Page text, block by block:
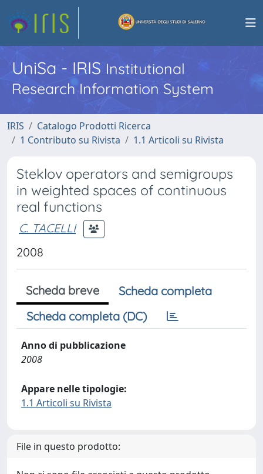
UniSa - IRISInstitutional
Research Information System
IRIS
Catalogo Prodotti Ricerca
1 Contributo su Rivista
1.1 Articoli su Rivista
Steklov operators and semigroups
in weighted spaces of continuous
real functions
C. TACELLI
2008
Scheda breve
Scheda completa
Scheda completa (DC)
Anno di pubblicazione
2008
Appare nelle tipologie:
1.1 Articoli su Rivista
File in questo prodotto: